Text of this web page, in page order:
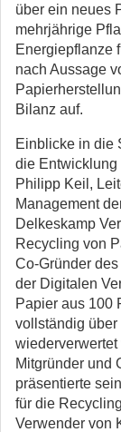
über ein neues
mehrjährige
Energiepflanze
nach Aussage
Bilanz auf.
Einblicke in die
die Entwicklung
Philipp Keil,
Management
Delkeskamp
Recycling von
Co-Gründer
der Digitalen
Papier aus 100
vollständig über
Mitgründer und
präsentierte
für die
Verwender von